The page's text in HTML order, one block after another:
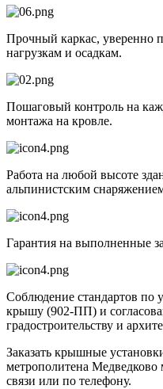
Прочный каркас, уверенно
нагрузкам и осадкам.
Пошаговый контроль на
монтажа на кровле.
Работа на любой высоте
альпинистским
Гарантия на выполненные
Соблюдение стандартов по
крышу (902-ПП) и
градостроительству и
Заказать крышные
метрополитена
связи или по телефону.